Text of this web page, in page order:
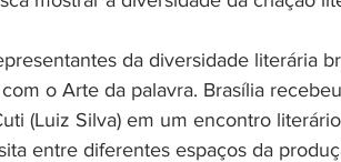
da diversidade literária
o Arte da palavra. Brasília
(Luiz Silva) em um encontro
entre diferentes espaços da